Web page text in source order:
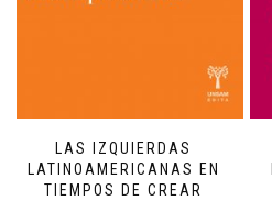
LAS IZQUIERDAS
LATINOAMERICANAS EN
TIEMPOS DE CREAR